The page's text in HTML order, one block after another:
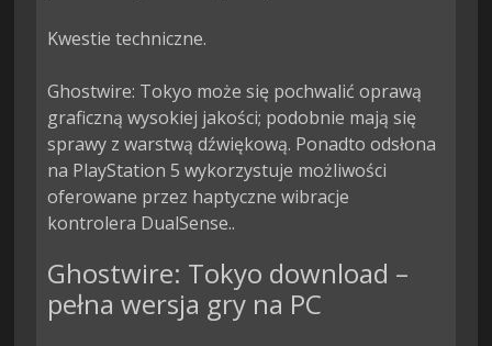
Kwestie techniczne.
Ghostwire: Tokyo może się pochwalić oprawą
graficzną wysokiej jakości; podobnie mają się
sprawy z warstwą dźwiękową. Ponadto odsłona
na PlayStation 5 wykorzystuje możliwości
oferowane przez haptyczne wibracje
kontrolera DualSense..
Ghostwire: Tokyo download –
pełna wersja gry na PC